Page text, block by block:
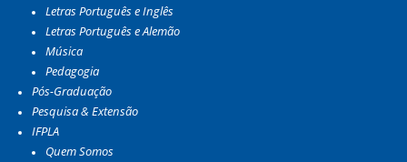
Letras Português e Inglês
Letras Português e Alemão
Música
Pedagogia
Pós-Graduação
Pesquisa & Extensão
IFPLA
Quem Somos